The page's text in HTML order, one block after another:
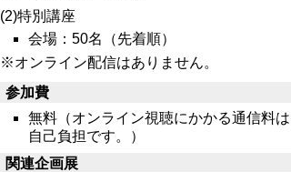
(2)特別講座
会場：50名（先着順）
※オンライン配信はありません。
参加費
無料（オンライン視聴にかかる通信料は
自己負担です。）
関連企画展